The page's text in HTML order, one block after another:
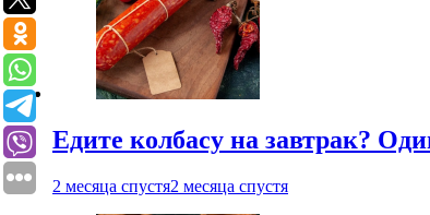
Едите колбасу на завтрак?
2 месяца спустя2 месяца спустя